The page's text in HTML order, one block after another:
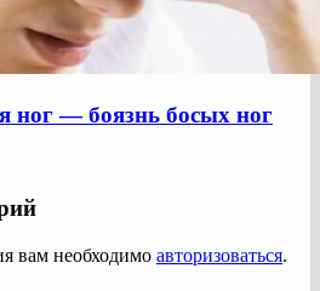
ног — боязнь босых ног
вам необходимо авторизоваться.